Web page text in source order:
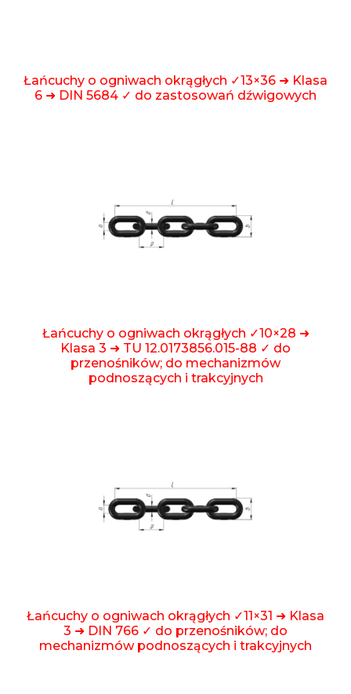
Łańcuchy o ogniwach okrągłych ✓13×36 ➜ Klasa
6 ➜ DIN 5684 ✓ do zastosowań dźwigowych
Łańcuchy o ogniwach okrągłych ✓10×28 ➜
Klasa 3 ➜ TU 12.0173856.015-88 ✓ do
przenośników; do mechanizmów
podnoszących i trakcyjnych
Łańcuchy o ogniwach okrągłych ✓11×31 ➜ Klasa
3 ➜ DIN 766 ✓ do przenośników; do
mechanizmów podnoszących i trakcyjnych